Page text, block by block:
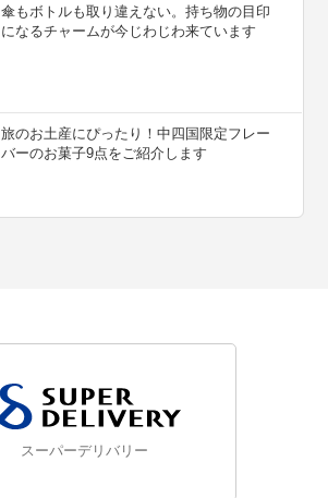
傘もボトルも取り違えない。持ち物の目印
になるチャームが今じわじわ来ています
旅のお土産にぴったり！中四国限定フレー
バーのお菓子9点をご紹介します
スーパーデリバリー